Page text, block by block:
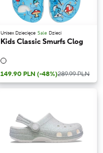
Unisex Dziecięce Sale Dzieci
Kids Classic Smurfs Clog
149.90 PLN (-48%)289.99 PLN